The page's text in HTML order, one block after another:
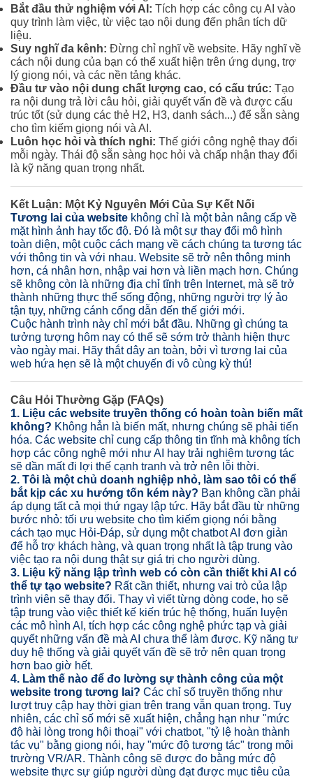
Bắt đầu thử nghiệm với AI: Tích hợp các công cụ AI vào
quy trình làm việc, từ việc tạo nội dung đến phân tích dữ
liệu.
Suy nghĩ đa kênh: Đừng chỉ nghĩ về website. Hãy nghĩ về
cách nội dung của bạn có thể xuất hiện trên ứng dụng, trợ
lý giọng nói, và các nền tảng khác.
Đầu tư vào nội dung chất lượng cao, có cấu trúc: Tạo
ra nội dung trả lời câu hỏi, giải quyết vấn đề và được cấu
trúc tốt (sử dụng các thẻ H2, H3, danh sách...) để sẵn sàng
cho tìm kiếm giọng nói và AI.
Luôn học hỏi và thích nghi: Thế giới công nghệ thay đổi
mỗi ngày. Thái độ sẵn sàng học hỏi và chấp nhận thay đổi
là kỹ năng quan trọng nhất.
Kết Luận: Một Kỷ Nguyên Mới Của Sự Kết Nối
Tương lai của website không chỉ là một bản nâng cấp về
mặt hình ảnh hay tốc độ. Đó là một sự thay đổi mô hình
toàn diện, một cuộc cách mạng về cách chúng ta tương tác
với thông tin và với nhau. Website sẽ trở nên thông minh
hơn, cá nhân hơn, nhập vai hơn và liền mạch hơn. Chúng
sẽ không còn là những địa chỉ tĩnh trên Internet, mà sẽ trở
thành những thực thể sống động, những người trợ lý ảo
tận tụy, những cánh cổng dẫn đến thế giới mới.
Cuộc hành trình này chỉ mới bắt đầu. Những gì chúng ta
tưởng tượng hôm nay có thể sẽ sớm trở thành hiện thực
vào ngày mai. Hãy thắt dây an toàn, bởi vì tương lai của
web hứa hẹn sẽ là một chuyến đi vô cùng kỳ thú!
Câu Hỏi Thường Gặp (FAQs)
1. Liệu các website truyền thống có hoàn toàn biến mất
không? Không hẳn là biến mất, nhưng chúng sẽ phải tiến
hóa. Các website chỉ cung cấp thông tin tĩnh mà không tích
hợp các công nghệ mới như AI hay trải nghiệm tương tác
sẽ dần mất đi lợi thế cạnh tranh và trở nên lỗi thời.
2. Tôi là một chủ doanh nghiệp nhỏ, làm sao tôi có thể
bắt kịp các xu hướng tốn kém này? Bạn không cần phải
áp dụng tất cả mọi thứ ngay lập tức. Hãy bắt đầu từ những
bước nhỏ: tối ưu website cho tìm kiếm giọng nói bằng
cách tạo mục Hỏi-Đáp, sử dụng một chatbot AI đơn giản
để hỗ trợ khách hàng, và quan trọng nhất là tập trung vào
việc tạo ra nội dung thật sự giá trị cho người dùng.
3. Liệu kỹ năng lập trình web có còn cần thiết khi AI có
thể tự tạo website? Rất cần thiết, nhưng vai trò của lập
trình viên sẽ thay đổi. Thay vì viết từng dòng code, họ sẽ
tập trung vào việc thiết kế kiến trúc hệ thống, huấn luyện
các mô hình AI, tích hợp các công nghệ phức tạp và giải
quyết những vấn đề mà AI chưa thể làm được. Kỹ năng tư
duy hệ thống và giải quyết vấn đề sẽ trở nên quan trọng
hơn bao giờ hết.
4. Làm thế nào để đo lường sự thành công của một
website trong tương lai? Các chỉ số truyền thống như
lượt truy cập hay thời gian trên trang vẫn quan trọng. Tuy
nhiên, các chỉ số mới sẽ xuất hiện, chẳng hạn như "mức
độ hài lòng trong hội thoại" với chatbot, "tỷ lệ hoàn thành
tác vụ" bằng giọng nói, hay "mức độ tương tác" trong môi
trường VR/AR. Thành công sẽ được đo bằng mức độ
website thực sự giúp người dùng đạt được mục tiêu của